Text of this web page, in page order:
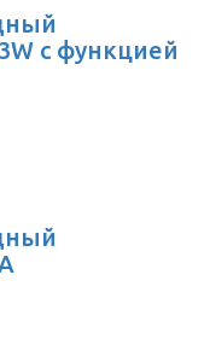
с функцией